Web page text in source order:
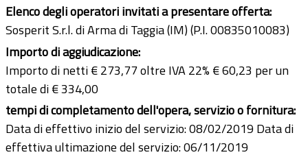
Elenco degli operatori invitati a presentare offerta:
Sosperit S.r.l. di Arma di Taggia (IM) (P.I. 00835010083)
Importo di aggiudicazione:
Importo di netti € 273,77 oltre IVA 22% € 60,23 per un
totale di € 334,00
tempi di completamento dell'opera, servizio o fornitura:
Data di effettivo inizio del servizio: 08/02/2019 Data di
effettiva ultimazione del servizio: 06/11/2019